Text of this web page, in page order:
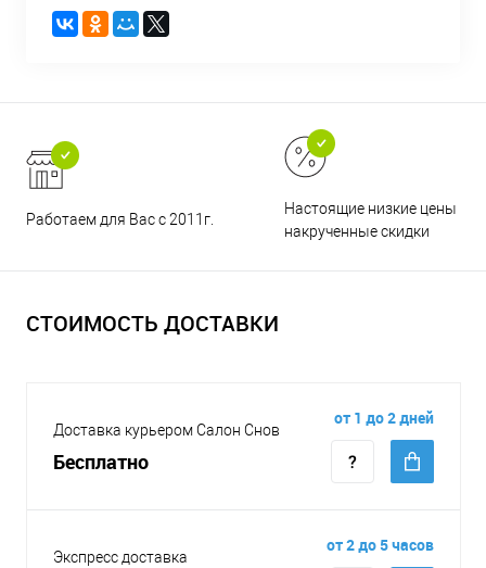
Работаем для Вас с 2011г.
Настоящие низкие цены и
накрученные скидки
СТОИМОСТЬ ДОСТАВКИ
Доставка курьером Салон Снов
Бесплатно
от 1 до 2 дней
Экспресс доставка
от 2 до 5 часов